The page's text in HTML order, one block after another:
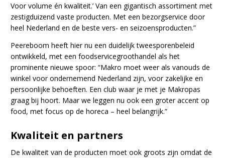
Voor volume én kwaliteit.’ Van een gigantisch assortiment met
zestigduizend vaste producten. Met een bezorgservice door
heel Nederland en de beste vers- en seizoensproducten.”
Peereboom heeft hier nu een duidelijk tweesporenbeleid
ontwikkeld, met een foodservicegroothandel als het
prominente nieuwe spoor: “Makro moet weer als vanouds de
winkel voor ondernemend Nederland zijn, voor zakelijke en
persoonlijke behoeften. Een club waar je met je Makropas
graag bij hoort. Maar we leggen nu ook een groter accent op
food, met focus op de horeca – heel belangrijk.”
Kwaliteit en partners
De kwaliteit van de producten moet ook groots zijn omdat de